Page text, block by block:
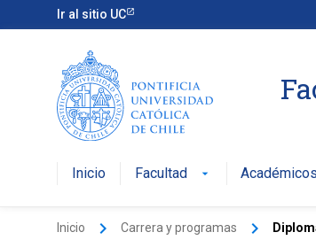
Ir al sitio UC
Inicio Facultad arrow_drop_down Académicos
Inicio keyboard_arrow_right Carrera y programas keyboard_arrow_right